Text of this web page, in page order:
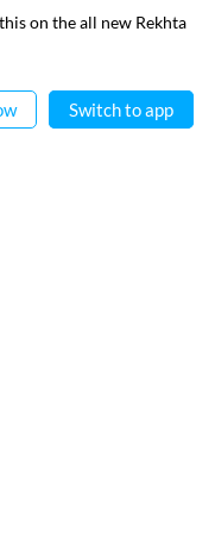
on the all new Rekhta
Switch to app